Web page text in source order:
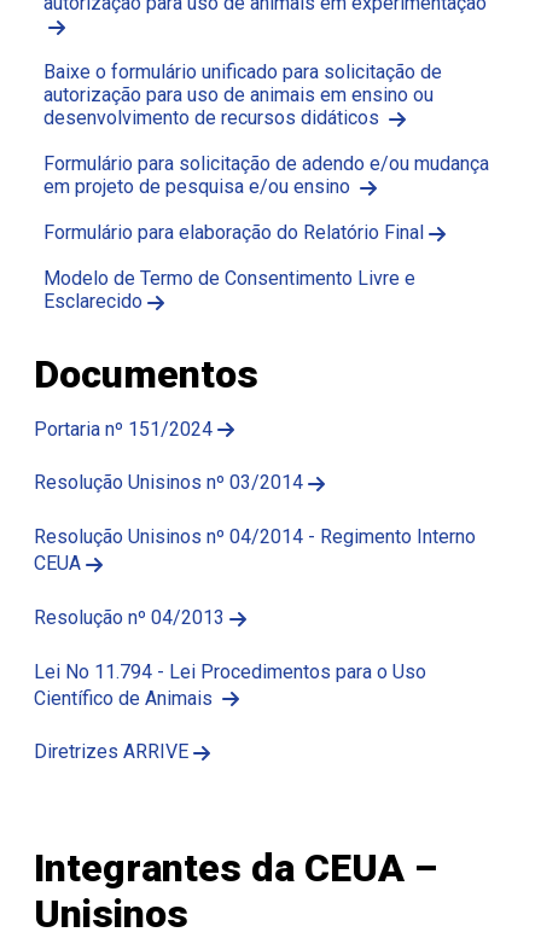
Baixe o formulário unificado para solicitação de
autorização para uso de animais em ensino ou
desenvolvimento de recursos didáticos
Formulário para solicitação de adendo e/ou mudança
em projeto de pesquisa e/ou ensino
Formulário para elaboração do Relatório Final
Modelo de Termo de Consentimento Livre e
Esclarecido
Documentos
Portaria nº 151/2024
Resolução Unisinos nº 03/2014
Resolução Unisinos nº 04/2014 - Regimento Interno
CEUA
Resolução nº 04/2013
Lei No 11.794 - Lei Procedimentos para o Uso
Científico de Animais
Diretrizes ARRIVE
Integrantes da CEUA –
Unisinos